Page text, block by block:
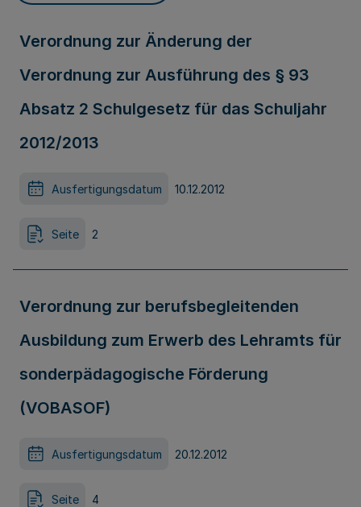
Verordnung zur Änderung der
Verordnung zur Ausführung des § 93
Absatz 2 Schulgesetz für das Schuljahr
2012/2013
Ausfertigungsdatum 10.12.2012
Seite 2
Verordnung zur berufsbegleitenden
Ausbildung zum Erwerb des Lehramts für
sonderpädagogische Förderung
(VOBASOF)
Ausfertigungsdatum 20.12.2012
Seite 4